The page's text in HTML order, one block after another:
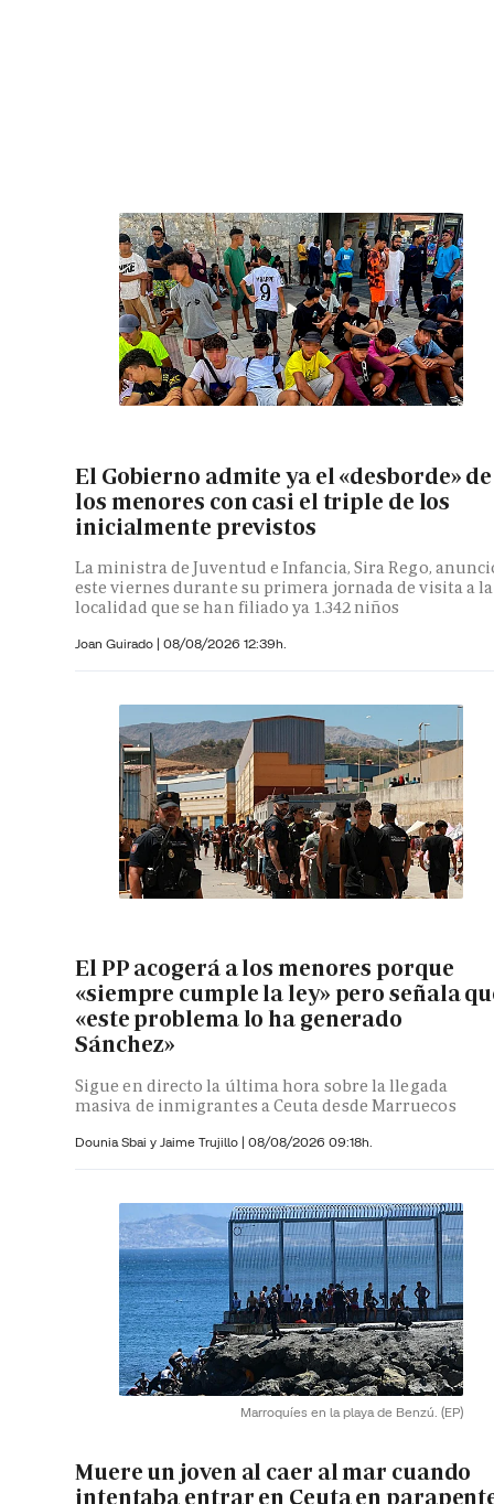
El Gobierno admite ya el «desborde» de
los menores con casi el triple de los
inicialmente previstos
La ministra de Juventud e Infancia, Sira Rego,
este viernes durante su primera jornada de visita a la
localidad que se han filiado ya 1.342 niños
Joan Guirado | 08/08/2026 12:39h.
El PP acogerá a los menores porque
«siempre cumple la ley» pero señala
«este problema lo ha generado
Sánchez»
Sigue en directo la última hora sobre la llegada
masiva de inmigrantes a Ceuta desde Marruecos
Dounia Sbai y Jaime Trujillo | 08/08/2026 09:18h.
Marroquíes en la playa de Benzú. (EP)
Muere un joven al caer al mar cuando
intentaba entrar en Ceuta en